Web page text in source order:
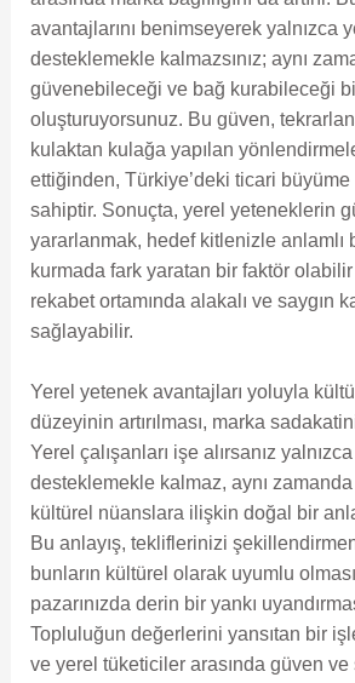
avantajlarını benimseyerek yalnızca
desteklemekle kalmazsınız; aynı
güvenebileceği ve bağ kurabileceği
oluşturuyorsunuz. Bu güven,
kulaktan kulağa yapılan
ettiğinden, Türkiye’deki ticari
sahiptir. Sonuçta, yerel yeteneklerin
yararlanmak, hedef kitlenizle anlamlı
kurmada fark yaratan bir faktör
rekabet ortamında alakalı ve saygın
sağlayabilir.
Yerel yetenek avantajları yoluyla
düzeyinin artırılması, marka
Yerel çalışanları işe alırsanız
desteklemekle kalmaz, aynı
kültürel nüanslara ilişkin doğal bir
Bu anlayış, tekliflerinizi
bunların kültürel olarak uyumlu
pazarınızda derin bir yankı
Topluluğun değerlerini yansıtan bir
ve yerel tüketiciler arasında güven ve